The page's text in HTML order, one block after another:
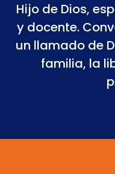
Hijo de Dios,
y docente.
un llamado de
familia, la